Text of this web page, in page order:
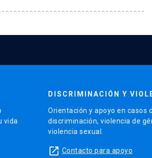
vida
DISCRIMINACIÓN Y
Orientación y apoyo en casos
discriminación, violencia de
violencia sexual.
launch Contacto para apoyo